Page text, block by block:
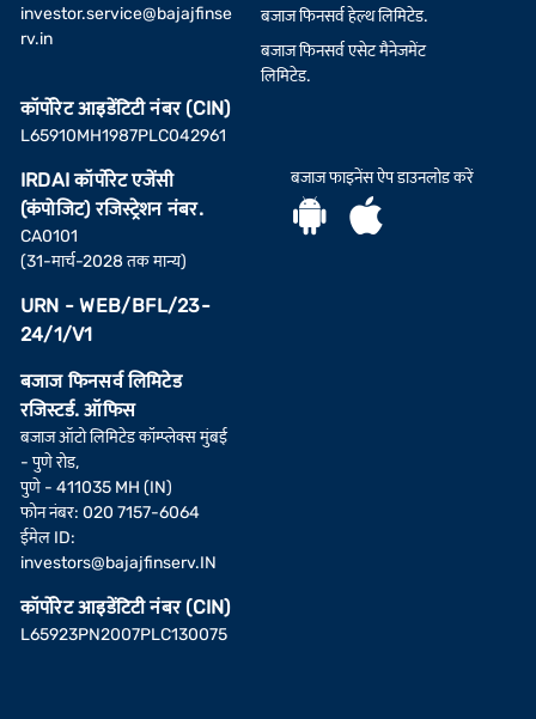
investor.service@bajajfinse
rv.in
कॉर्पोरेट आइडेंटिटी नंबर (CIN)
L65910MH1987PLC042961
IRDAI कॉर्पोरेट एजेंसी
(कंपोजिट) रजिस्ट्रेशन नंबर.
CA0101
(31-मार्च-2028 तक मान्य)
URN - WEB/BFL/23-
24/1/V1
बजाज फिनसर्व लिमिटेड
रजिस्टर्ड. ऑफिस
बजाज ऑटो लिमिटेड कॉम्प्लेक्स मुंबई
- पुणे रोड,
पुणे - 411035 MH (IN)
फोन नंबर: 020 7157-6064
ईमेल ID:
investors@bajajfinserv.IN
कॉर्पोरेट आइडेंटिटी नंबर (CIN)
L65923PN2007PLC130075
बजाज फिनसर्व हेल्थ लिमिटेड.
बजाज फिनसर्व एसेट मैनेजमेंट
लिमिटेड.
बजाज फाइनेंस ऐप डाउनलोड करें